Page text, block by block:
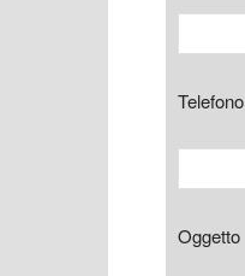
Telefono
Oggetto